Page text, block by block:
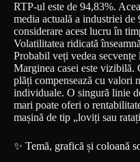
RTP-ul este de 94,83%.
media actuală a industriei
considerare acest lucru în
Volatilitatea ridicată
Probabil veți vedea
Marginea casei este vizibilă.
plăți compensează cu valori
individuale. O singură linie
mari poate oferi o
mașină de tip „loviți sau
✨ Temă, grafică și coloană